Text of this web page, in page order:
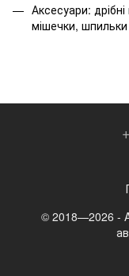
Аксесуари:
мішечки,
© 2018—2026 -